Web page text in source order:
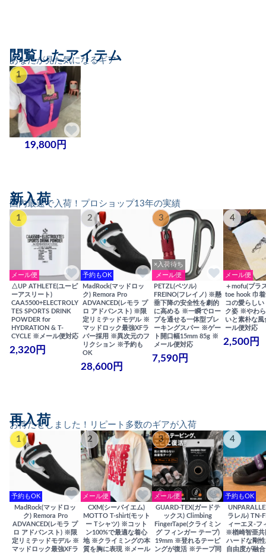
あなたが見た気になるギア
閲覧したアイテム
1
19,800円
国内最速で入荷！プロショップ13年の実績
新入荷
1
メール便
△UP ATHLETE(ユーピ
ーアスリート)
CAA5500+ELECTROLY
TES SPORTS DRINK
POWDER for
HYDRATION & T-
CYCLE ※メール便対応
2,320円
2
予約もOK
MadRock(マッドロッ
ク) Remora Pro
ADVANCED(レモラ プ
ロ アドバンスト) ※限
定リミテッドモデル ※
マッドロック最強XFラ
バー採用 ※異次元のフ
リクション ※予約も
OK
28,600円
3
×入荷待ち
メール便
PETZL(ペツル)
FREINO(フレイノ) ※懸
垂下降の安全性を劇的
に高める ※一瞬でロー
プを通せる一体型ブレ
ーキングスパー ※ゲー
ト開口幅15mm 85g ※
メール便対応
7,590円
4
メール便
＋mofu(プラ
toe hook 巾
コの愛らしい
ク姿 ※やわ
いと素朴な
ール便対応
2,500円
お待たせしました！リピート多数のギアが入荷
再入荷
1
予約もOK
MadRock(マッドロッ
ク) Remora Pro
ADVANCED(レモラ プ
ロ アドバンスト) ※限
定リミテッドモデル ※
マッドロック最強XFラ
2
メール便
CXM(シーバイエム)
MOTTO T-shirt(モット
ー Tシャツ) ※コット
ン100%で最適な着心
地 ※クライミングの本
質を胸に表現 ※メール
3
メール便
GUARD-TEX(ガードテ
ックス) Climbing
FingerTape(クライミン
グ フィンガー テープ)
19mm ※登れるテーピ
ングが復活 ※テープ同
4
予約もOK
ラレル) TN-
ィーエヌ-フ
※楢崎智亜
ハードな剛
自由度が融